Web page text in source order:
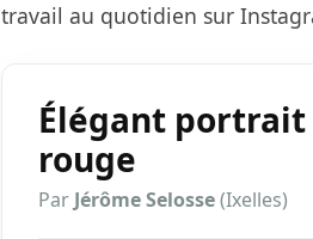
travail au quotidien sur
Élégant
rouge
Par Jérôme Selosse(Ixelles)